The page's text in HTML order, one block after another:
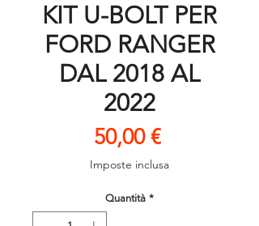
KIT U-BOLT PER
FORD RANGER
DAL 2018 AL
2022
50,00 €Prezzo
Imposte inclusa
Quantità *